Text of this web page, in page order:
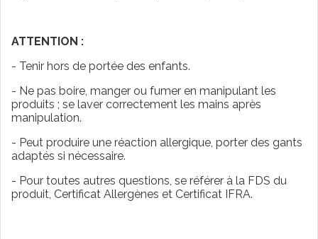
ATTENTION :
- Tenir hors de portée des enfants.
- Ne pas boire, manger ou fumer en manipulant les
produits ; se laver correctement les mains après
manipulation.
- Peut produire une réaction allergique, porter des gants
adaptés si nécessaire.
- Pour toutes autres questions, se référer à la FDS du
produit, Certificat Allergènes et Certificat IFRA.